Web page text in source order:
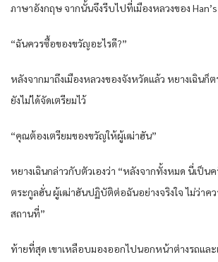
ภาษาอังกฤษ จากนั้นจึงรีบไปที่เมืองหลวงของ Han’s
“ฉันควรซื้อของขวัญอะไรดี?”
หลังจากมาถึงเมืองหลวงของจังหวัดแล้ว หยางเฉิน
ยังไม่ได้จัดเตรียมไว้
“คุณต้องเตรียมของขวัญให้ผู้เฒ่าฮัน”
หยางเฉินกล่าวกับตัวเองว่า “หลังจากทั้งหมด นี่เป็น
ตระกูลฮั่น ผู้เฒ่าฮันปฏิบัติต่อฉันอย่างจริงใจ ไม่ว่าค
สถานที่”
ท้ายที่สุด เขาเหลือบมองออกไปนอกหน้าต่างรถแล